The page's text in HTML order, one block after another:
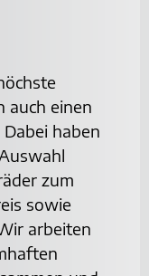
auch einen
haben
zum
sowie
arbeiten